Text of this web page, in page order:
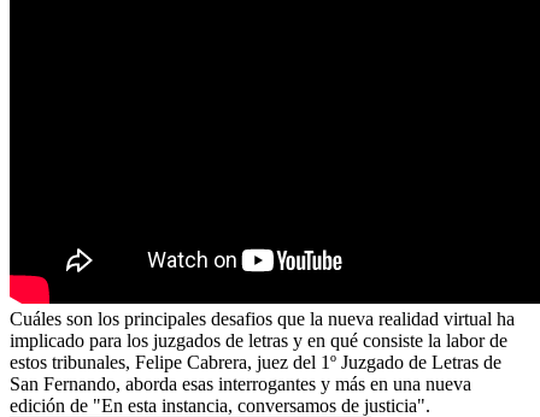
Cuáles son los principales desafios que la nueva realidad virtual ha
implicado para los juzgados de letras y en qué consiste la labor de
estos tribunales, Felipe Cabrera, juez del 1º Juzgado de Letras de
San Fernando, aborda esas interrogantes y más en una nueva
edición de "En esta instancia, conversamos de justicia".